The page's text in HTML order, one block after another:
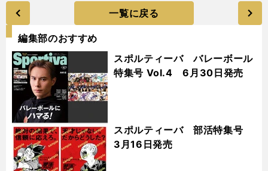
一覧に戻る
編集部のおすすめ
スポルティーバ バレーボール
特集号 Vol.4 6月30日発売
スポルティーバ 部活特集号
3月16日発売